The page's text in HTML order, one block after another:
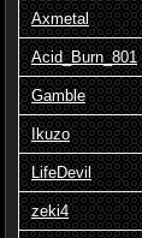
Axmetal
Acid_Burn_801
Gamble
Ikuzo
LifeDevil
zeki4